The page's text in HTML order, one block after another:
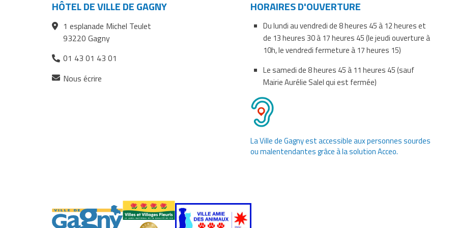
FacebookTwitter
HÔTEL DE VILLE DE GAGNY
1 esplanade Michel Teulet
93220 Gagny
01 43 01 43 01
Nous écrire
HORAIRES D'OUVERTURE
Du lundi au vendredi de 8 heures 45 à 12 heures et
de 13 heures 30 à 17 heures 45 (le jeudi ouverture à
10h, le vendredi fermeture à 17 heures 15)
Le samedi de 8 heures 45 à 11 heures 45 (sauf
Mairie Aurélie Salel qui est fermée)
La Ville de Gagny est accessible aux personnes sourdes
ou malentendantes grâce à la solution Acceo.